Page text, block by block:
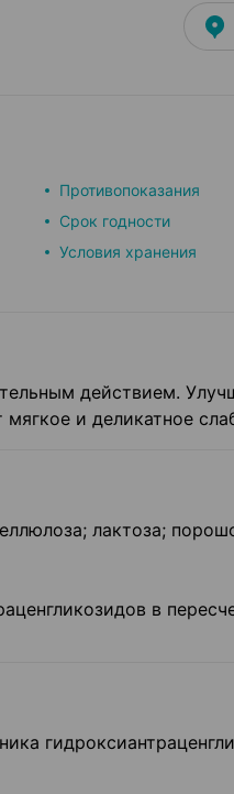
Противопоказания
Срок годности
Условия хранения
действием.
и деликатное
лактоза;
в